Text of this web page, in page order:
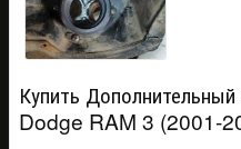
Купить
Dodge RAM 3 (2001-